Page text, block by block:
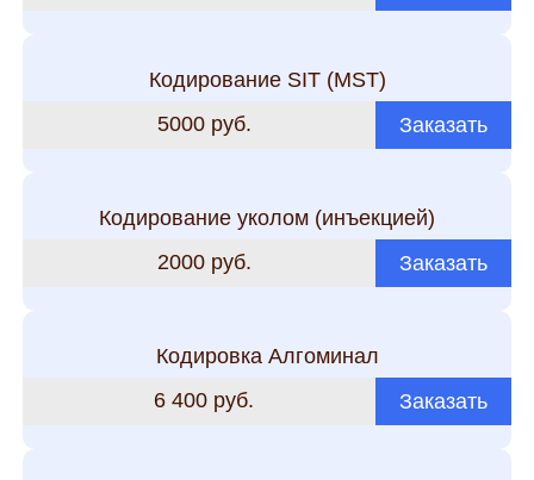
Кодирование SIT (MST)
5000 руб.
Заказать
Кодирование уколом (инъекцией)
2000 руб.
Заказать
Кодировка Алгоминал
6 400 руб.
Заказать